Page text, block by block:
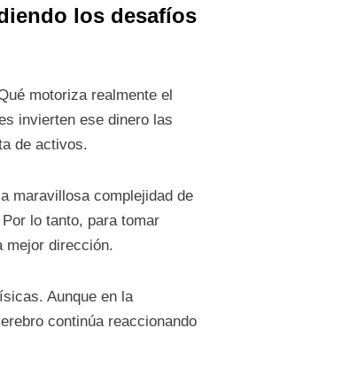
los desafíos
motoriza realmente el
invierten ese dinero las
de activos.
maravillosa complejidad de
lo tanto, para tomar
mejor dirección.
Aunque en la
continúa reaccionando